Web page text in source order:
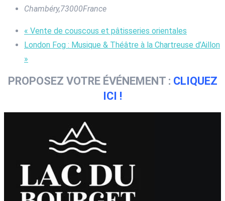
Chambéry,73000France
« Vente de couscous et pâtisseries orientales
London Fog : Musique & Théâtre à la Chartreuse d’Aillon
»
PROPOSEZ VOTRE ÉVÉNEMENT : CLIQUEZ
ICI !